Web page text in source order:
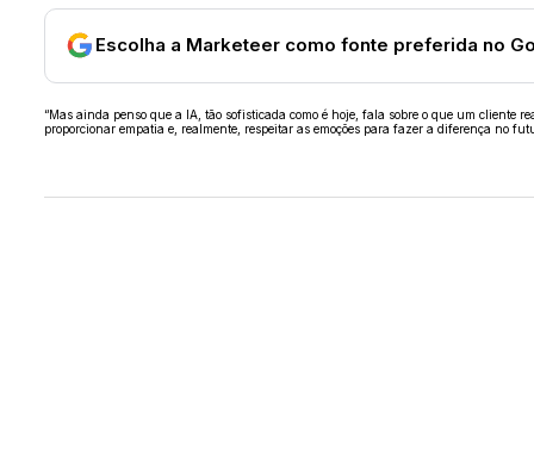
Escolha a Marketeer como fonte preferida no
“Mas ainda penso que a IA, tão sofisticada como é hoje, fala sobre o que um cliente
proporcionar empatia e, realmente, respeitar as emoções para fazer a diferença no